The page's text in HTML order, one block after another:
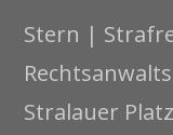
Stern |
Stralauer